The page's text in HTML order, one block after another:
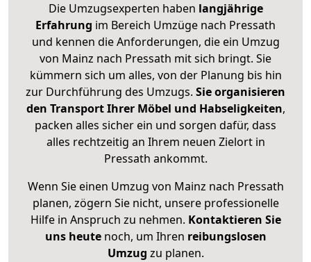
Die Umzugsexperten haben langjährige
Erfahrung im Bereich Umzüge nach Pressath
und kennen die Anforderungen, die ein Umzug
von Mainz nach Pressath mit sich bringt. Sie
kümmern sich um alles, von der Planung bis hin
zur Durchführung des Umzugs. Sie organisieren
den Transport Ihrer Möbel und Habseligkeiten,
packen alles sicher ein und sorgen dafür, dass
alles rechtzeitig an Ihrem neuen Zielort in
Pressath ankommt.
Wenn Sie einen Umzug von Mainz nach Pressath
planen, zögern Sie nicht, unsere professionelle
Hilfe in Anspruch zu nehmen. Kontaktieren Sie
uns heutenoch, um Ihren reibungslosen
Umzug zu planen.